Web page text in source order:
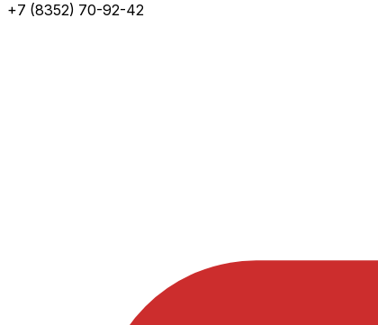
+7 (8352) 70-92-42